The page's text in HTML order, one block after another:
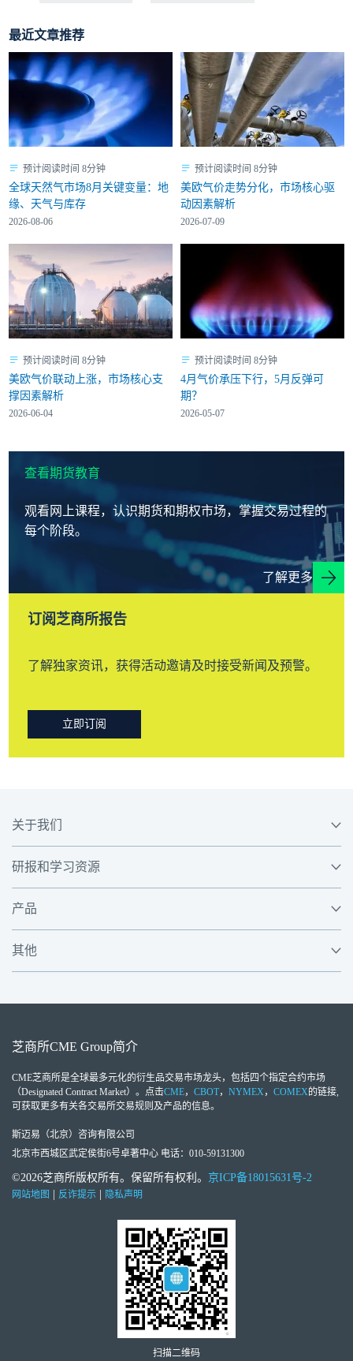
最近文章推荐
预计阅读时间 8分钟
全球天然气市场8月关键变量：地
缘、天气与库存
2026-08-06
预计阅读时间 8分钟
美欧气价走势分化，市场核心驱
动因素解析
2026-07-09
预计阅读时间 8分钟
美欧气价联动上涨，市场核心支
撑因素解析
2026-06-04
预计阅读时间 8分钟
4月气价承压下行，5月反弹可
期？
2026-05-07
查看期货教育
观看网上课程，认识期货和期权市场，掌握交易过程的
每个阶段。
了解更多
订阅芝商所报告
了解独家资讯，获得活动邀请及时接受新闻及预警。
立即订阅
关于我们
研报和学习资源
产品
其他
芝商所CME Group简介
CME芝商所是全球最多元化的衍生品交易市场龙头，包括四个指定合约市场
（Designated Contract Market）。点击CME， CBOT， NYMEX， COMEX的链接,
可获取更多有关各交易所交易规则及产品的信息。
斯迈易（北京）咨询有限公司
北京市西城区武定侯街6号卓著中心 电话：010-59131300
©2026芝商所版权所有。保留所有权利。 京ICP备18015631号-2
网站地图 反诈提示 隐私声明
扫描二维码